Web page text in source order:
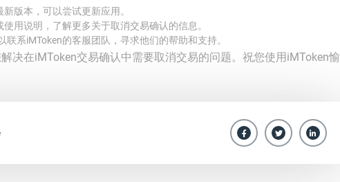
版本，可以尝试更新应用。
用说明，了解更多关于取消交易确认的信息。
联系iMToken的客服团队，寻求他们的帮助和支持。
决在iMToken交易确认中需要取消交易的问题。祝您使用iMToken愉